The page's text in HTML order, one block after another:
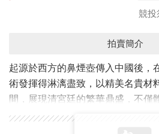
競投
拍賣簡介
起源於西方的鼻煙壺傳入中國後，
術發揮得淋漓盡致，以精美名貴材
間，展現清宮廷的繁華鼎盛，不僅
致，更訴說著中國皇朝的盛世風華。